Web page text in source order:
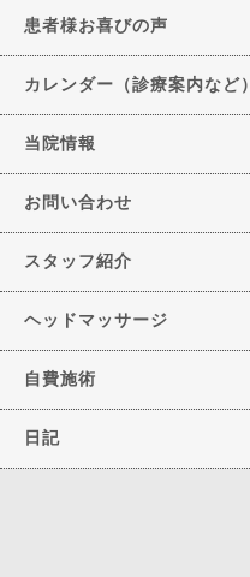
患者様お喜びの声
カレンダー（診療案内など）
当院情報
お問い合わせ
スタッフ紹介
ヘッドマッサージ
自費施術
日記